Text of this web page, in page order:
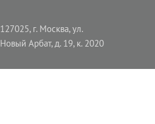
127025, г. Москва, ул.
Новый Арбат, д. 19, к. 2020